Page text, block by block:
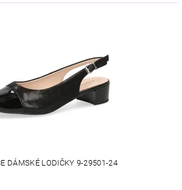
DÁMSKÉ LODIČKY 9-29501-24